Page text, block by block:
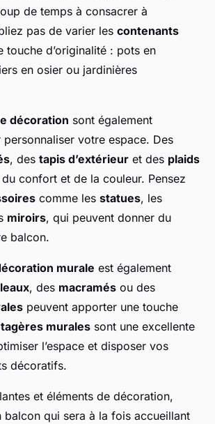
de temps à consacrer à
pas de varier les contenants
touche d’originalité : pots en
en osier ou jardinières
décoration sont également
votre espace. Des
, des tapis d’extérieur et des plaids
confort et de la couleur. Pensez
comme les statues, les
miroirs, qui peuvent donner du
balcon.
murale est également
, des macramés ou des
peuvent apporter une touche
murales sont une excellente
l’espace et disposer vos
décoratifs.
et éléments de décoration,
balcon qui sera à la fois accueillant